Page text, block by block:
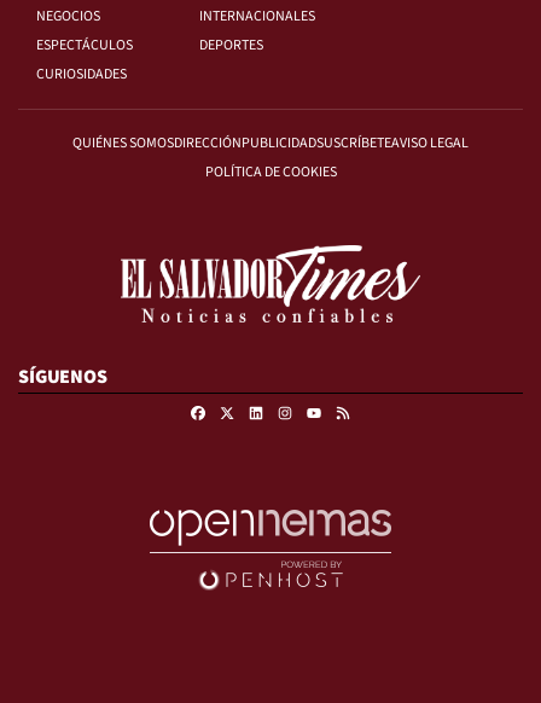
NEGOCIOS
INTERNACIONALES
ESPECTÁCULOS
DEPORTES
CURIOSIDADES
QUIÉNES SOMOSDIRECCIÓNPUBLICIDADSUSCRÍBETEAVISO LEGAL
POLÍTICA DE COOKIES
SÍGUENOS
FacebookLinkedinInstagram